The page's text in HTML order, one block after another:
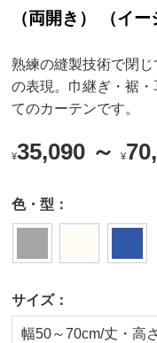
（両開き） （イー
熟練の縫製技術で閉
の表現。巾継ぎ・裾
てのカーテンです。
¥35,090 ～¥
色・型：
サイズ：
幅50～70cm/丈・高